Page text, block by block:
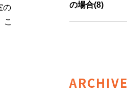
の
こ
の場合(8)
ARCHIVE